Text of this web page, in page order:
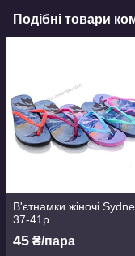
Подібні товари
В'єтнамки жіночі
37-41р.
45 ₴/пара